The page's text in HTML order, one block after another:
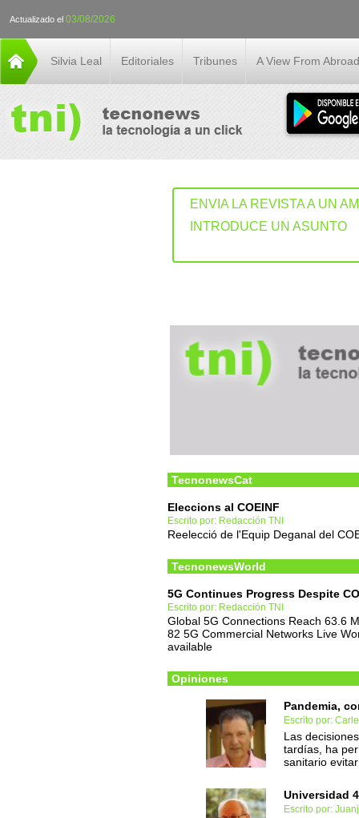
Actualizado el 03/08/2026
Silvia Leal Editoriales Tribunes A View From Abroad
ENVIA LA REVISTA A UN
INTRODUCE UN ASUNTO
TecnonewsCat
Eleccions al COEINF
Escrito por: Redacción TNI
Reelecció de l'Equip Deganal del
TecnonewsWorld
5G Continues Progress Despite
Escrito por: Redacción TNI
Global 5G Connections Reach 63.6
82 5G Commercial Networks Live
available
Opiniones
Pandemia,
Escrito por:
Las
tardías, ha
sanitario
Universidad
Escrito por: